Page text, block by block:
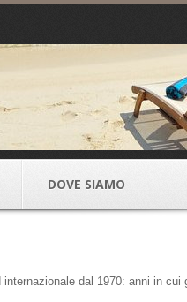
DOVE SIAMO
dal 1970: anni in